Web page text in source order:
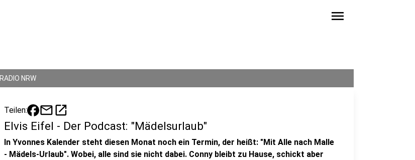
menu
RADIO NRW
Teilen: mailopen_in_new
Elvis Eifel - Der Podcast: "Mädelsurlaub"
In Yvonnes Kalender steht diesen Monat noch ein Termin, der heißt: "Mit Alle nach Malle
- Mädels-Urlaub". Wobei, alle sind sie nicht dabei. Conny bleibt zu Hause, schickt aber